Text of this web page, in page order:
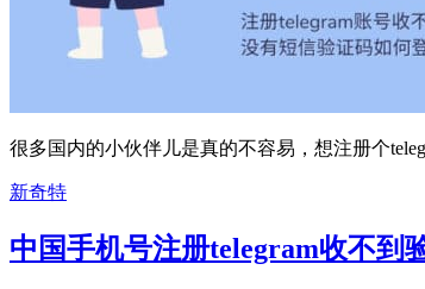
很多国内的小伙伴儿是真的不容易，想注册个
新奇特
中国手机号注册telegram收不到